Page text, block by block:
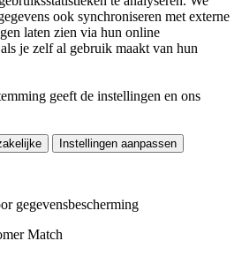
ook synchroniseren met externe
laten zien via hun online
je zelf al gebruik maakt van hun
geeft de instellingen en ons
Instellingen aanpassen
gegevensbescherming
Match